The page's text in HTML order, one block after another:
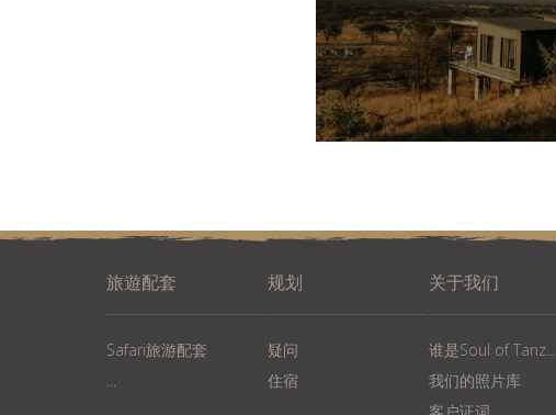
旅遊配套
Safari旅游配套
...
规划
疑问
住宿
关于我们
谁是Soul of Tanz...
我们的照片库